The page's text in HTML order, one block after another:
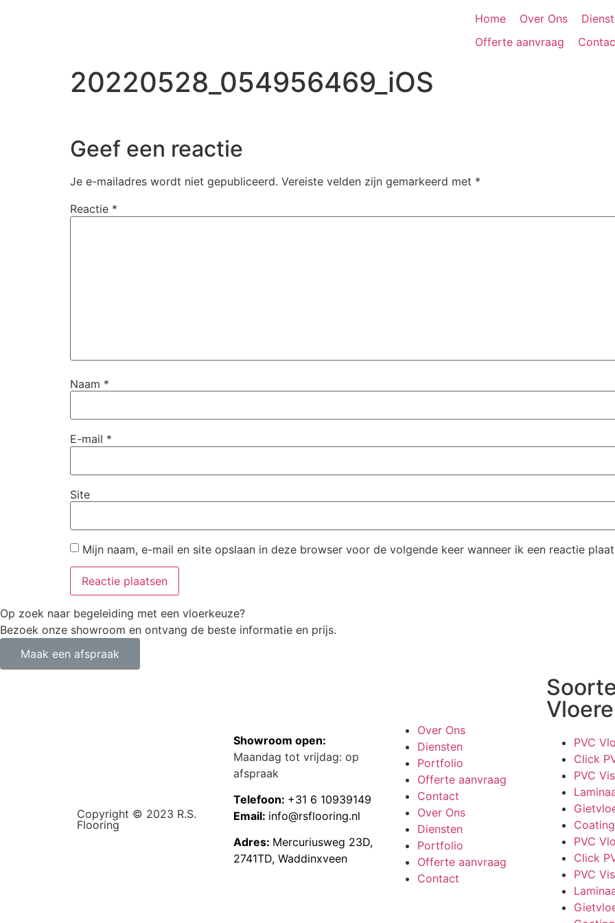
Home Over Ons
Offerte aanvraag
20220528_054956469_iOS
Geef een reactie
Je e-mailadres wordt niet gepubliceerd. Vereiste velden zijn gemarkeerd met *
Reactie *
Naam *
E-mail *
Site
Mijn naam, e-mail en site opslaan in deze browser voor de volgende keer wanneer ik een reactie
Op zoek naar begeleiding met een vloerkeuze?
Bezoek onze showroom en ontvang de beste informatie en prijs.
Maak een afspraak
Copyright © 2023 R.S.
Flooring
Showroom open:
Maandag tot vrijdag: op
afspraak
Telefoon: +31 6 10939149
Email: info@rsflooring.nl
Adres: Mercuriusweg 23D,
2741TD, Waddinxveen
Over Ons
Diensten
Portfolio
Offerte aanvraag
Contact
Over Ons
Diensten
Portfolio
Offerte aanvraag
Contact
PVC
Click
PVC
PVC
Click
PVC